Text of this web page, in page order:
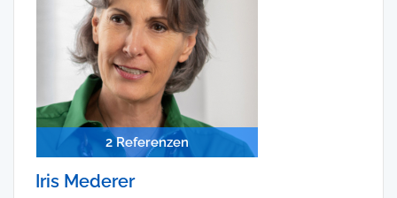
2 Referenzen
Iris Mederer